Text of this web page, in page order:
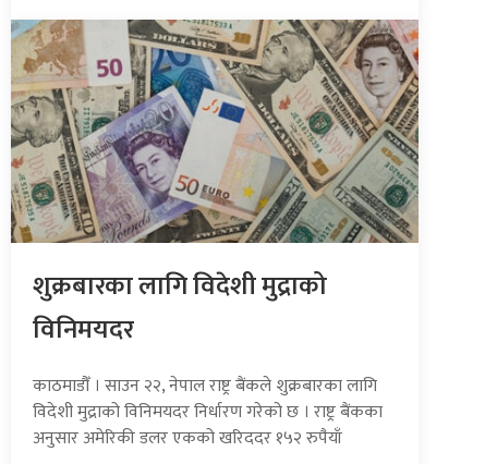
शुक्रबारका लागि विदेशी मुद्राको
विनिमयदर
काठमाडौँ । साउन २२, नेपाल राष्ट्र बैंकले शुक्रबारका लागि
विदेशी मुद्राको विनिमयदर निर्धारण गरेको छ । राष्ट्र बैंकका
अनुसार अमेरिकी डलर एकको खरिददर १५२ रुपैयाँ